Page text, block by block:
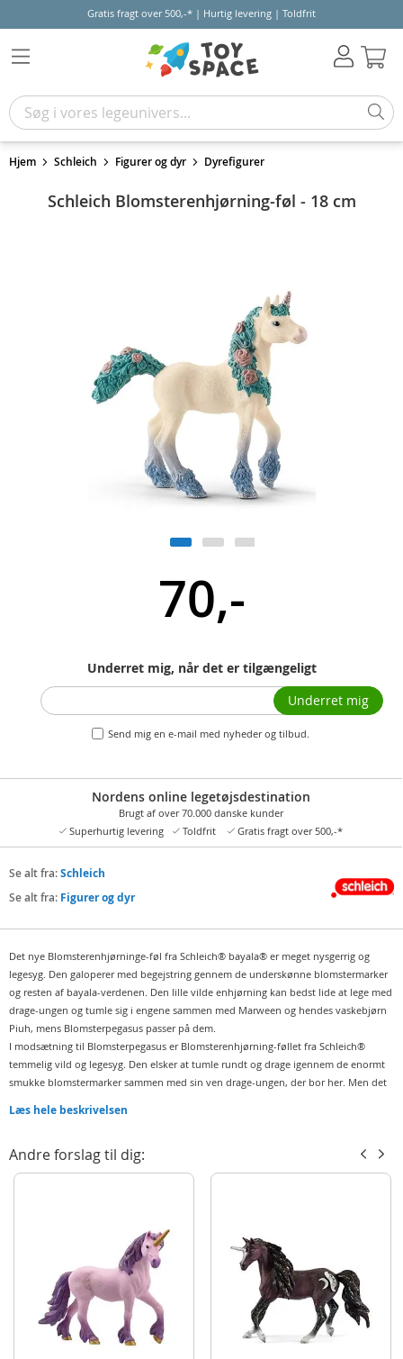
Gratis fragt over 500,-* | Hurtig levering | Toldfrit
Hjem Schleich Figurer og dyr Dyrefigurer
Schleich Blomsterenhjørning-føl - 18 cm
70,-
Underret mig, når det er tilgængeligt
Send mig en e-mail med nyheder og tilbud.
Underret mig
Nordens online legetøjsdestination
Brugt af over 70.000 danske kunder
Superhurtig levering
Toldfrit Gratis fragt over 500,-*
Se alt fra:Schleich
Se alt fra: Figurer og dyr
Det nye Blomsterenhjørninge-føl fra Schleich® bayala® er meget nysgerrig og
legesyg. Den galoperer med begejstring gennem de underskønne blomstermarker
og resten af bayala-verdenen. Den lille vilde enhjørning kan bedst lide at lege med
drage-ungen og tumle sig i engene sammen med Marween og hendes vaskebjørn
Piuh, mens Blomsterpegasus passer på dem.
I modsætning til Blomsterpegasus er Blomsterenhjørning-føllet fra Schleich®
temmelig vild og legesyg. Den elsker at tumle rundt og drage igennem de enormt
smukke blomstermarker sammen med sin ven drage-ungen, der bor her. Men det
ubændige lille enhjørning er på besøg hos søstrene, leger de sammen gemmeleg,
blomstermanke.
Fun Fact
Mål: 9,1 x 6,6 x 18 cm (BxDxH)
Alder: fra 5 år
Produktdetaljer
Model
Læs hele beskrivelsen
Andre forslag til dig: